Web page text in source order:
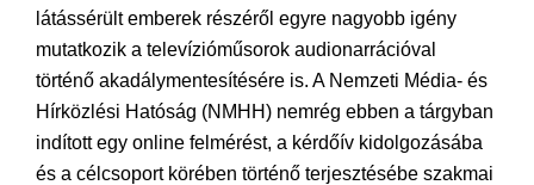
látássérült emberek részéről egyre nagyobb igény
mutatkozik a televízióműsorok audionarrációval
történő akadálymentesítésére is. A Nemzeti Média- és
Hírközlési Hatóság (NMHH) nemrég ebben a tárgyban
indított egy online felmérést, a kérdőív kidolgozásába
és a célcsoport körében történő terjesztésébe szakmai